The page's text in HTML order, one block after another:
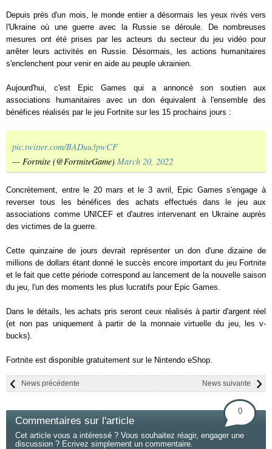
Depuis près d'un mois, le monde entier a désormais les yeux rivés vers
l'Ukraine où une guerre avec la Russie se déroule. De nombreuses
mesures ont été prises par les acteurs du secteur du jeu vidéo pour
arrêter leurs activités en Russie. Désormais, les actions humanitaires
s'enclenchent pour venir en aide au peuple ukrainien.
Aujourd'hui, c'est Epic Games qui a annoncé son soutien aux
associations humanitaires avec un don équivalent à l'ensemble des
bénéfices réalisés par le jeu Fortnite sur les 15 prochains jours :
pic.twitter.com/BADuu3pwCF
— Fortnite (@FortniteGame) March 20, 2022
Concrètement, entre le 20 mars et le 3 avril, Epic Games s'engage à
reverser tous les bénéfices des achats effectués dans le jeu aux
associations comme UNICEF et d'autres intervenant en Ukraine auprès
des victimes de la guerre.
Cette quinzaine de jours devrait représenter un don d'une dizaine de
millions de dollars étant donné le succès encore important du jeu Fortnite
et le fait que cette période correspond au lancement de la nouvelle saison
du jeu, l'un des moments les plus lucratifs pour Epic Games.
Dans le détails, les achats pris seront ceux réalisés à partir d'argent réel
(et non pas uniquement à partir de la monnaie virtuelle du jeu, les v-
bucks).
Fortnite est disponible gratuitement sur le Nintendo eShop.
News suivante
News précédente
Commentaires sur l'article
0
Cet article vous a intéressé ? Vous souhaitez réagir, engager une
discussion ? Ecrivez simplement un commentaire.